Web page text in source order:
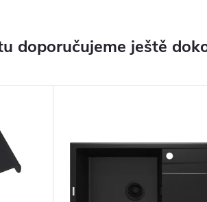
doporučujeme ještě